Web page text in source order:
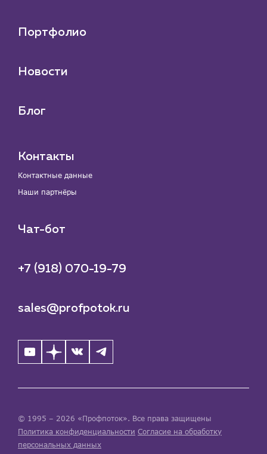
Портфолио
Новости
Блог
Контакты
Контактные данные
Наши партнёры
Чат-бот
+7 (918) 070-19-79
sales@profpotok.ru
© 1995 – 2026 «Профпоток». Все права защищены
Политика конфиденциальности Согласие на обработку
персональных данных